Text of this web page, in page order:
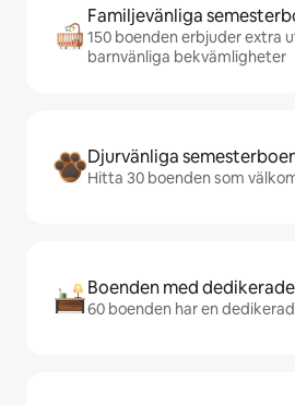
Familjevänliga
150 boenden erbjuder extra
barnvänliga bekvämligheter
Djurvänliga
Hitta 30 boenden som
Boenden med
60 boenden har en